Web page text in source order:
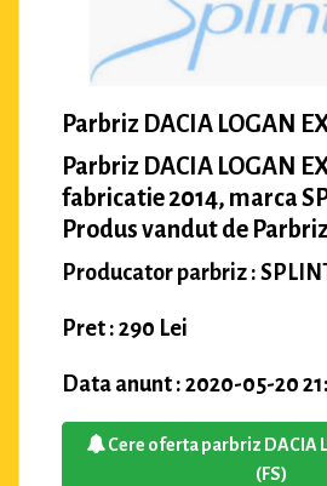
Parbriz DACIA LOGAN
Parbriz DACIA LOGAN
fabricatie 2014, marca
Produs vandut de
Producator parbriz :
Pret : 290 Lei
Data anunt : 2020-05-20
Cere oferta parbriz DACIA
(FS)